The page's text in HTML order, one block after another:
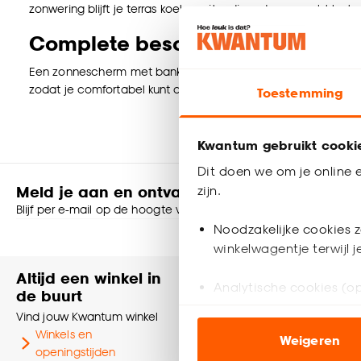
Toestemming
Kwantum gebruikt
Dit doen we om je online
zijn.
Noodzakelijke cookies
winkelwagentje terwijl
Analytische cookies
ook buiten deWeigeren
zonwering blijft je terras koel en uitnodigend, ongeacht het
Complete bescherming en
Een zonnescherm met bank of een terrasoverkapping
zodat je comfortabel kunt ontspannen en je tuin optimaal
Meld je aan en ontvang € 5,- korting op je
Blijf per e-mail op de hoogte van leuke aanbiedingen, inspiratie
Shop online of
Altijd een winkel in
de buurt
Vind jouw Kwantum winkel
Winkels en
openingstijden
klantenservice